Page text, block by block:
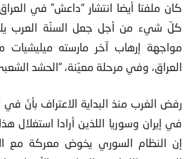
كان ملفتا أيضا انتشار “داعش” في
كلّ شيء من أجل جعل السنّة العرب
مواجهة إرهاب آخر مارسته
العراق، وفي مرحلة معيّنة، “الحشد
رفض الغرب منذ البداية الاعتراف بأنّ
في إيران وسوريا اللذين أرادا
إن النظام السوري يخوض معركة مع